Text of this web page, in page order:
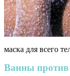
маска для всего
Ванны против